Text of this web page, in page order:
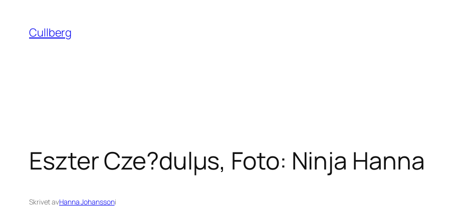
innehåll
Cullberg
Eszter Cze?dulµs, Foto: Ninja Hanna
Skrivet avHanna Johanssoni